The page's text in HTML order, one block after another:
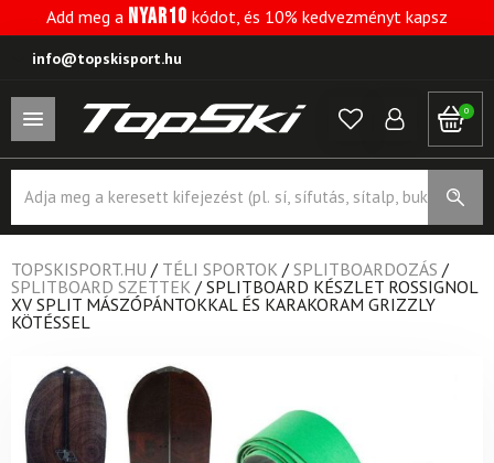
Add meg a NYAR10 kódot, és 10% kedvezményt kapsz
info@topskisport.hu
0
search
TOPSKISPORT.HU / TÉLI SPORTOK / SPLITBOARDOZÁS /
SPLITBOARD SZETTEK / SPLITBOARD KÉSZLET ROSSIGNOL
XV SPLIT MÁSZÓPÁNTOKKAL ÉS KARAKORAM GRIZZLY
KÖTÉSSEL